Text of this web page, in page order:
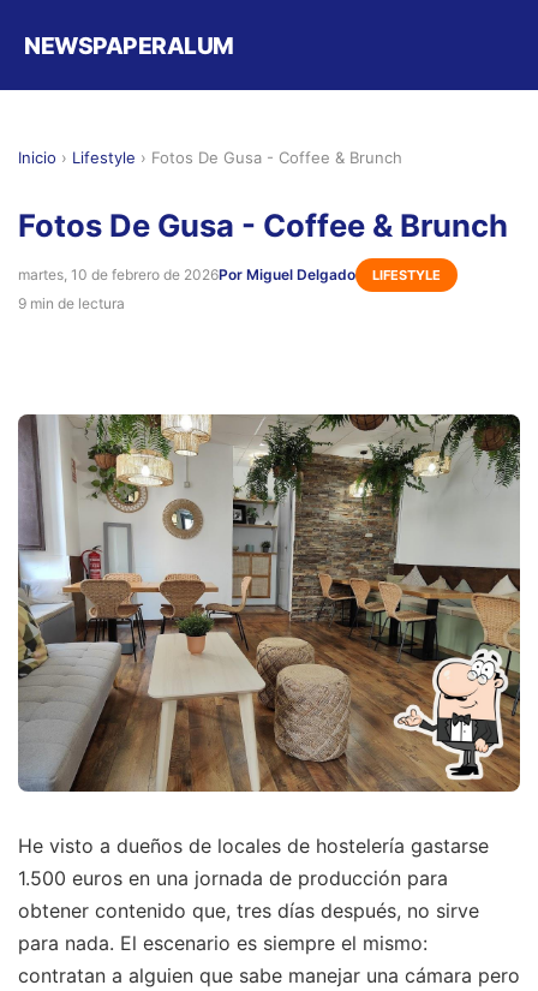
NEWSPAPERALUM
Inicio › Lifestyle › Fotos De Gusa - Coffee & Brunch
Fotos De Gusa - Coffee & Brunch
martes, 10 de febrero de 2026Por Miguel Delgado LIFESTYLE
9 min de lectura
He visto a dueños de locales de hostelería gastarse
1.500 euros en una jornada de producción para
obtener contenido que, tres días después, no sirve
para nada. El escenario es siempre el mismo:
contratan a alguien que sabe manejar una cámara pero